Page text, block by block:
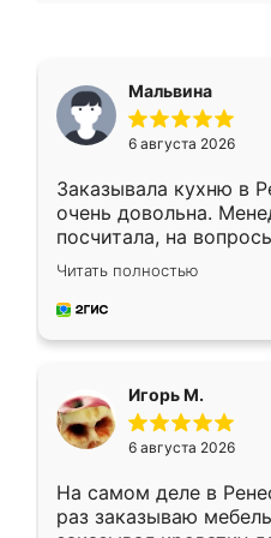
Мальвина
6 августа 2026
Заказывала кухню в
очень довольна.
посчитала, на
Замерщик приехал в
делу со всей
за день, ребята
Читать полностью
Игорь М.
6 августа 2026
На самом деле в
раз заказываю